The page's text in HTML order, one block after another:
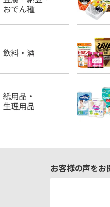
お客様の声をお